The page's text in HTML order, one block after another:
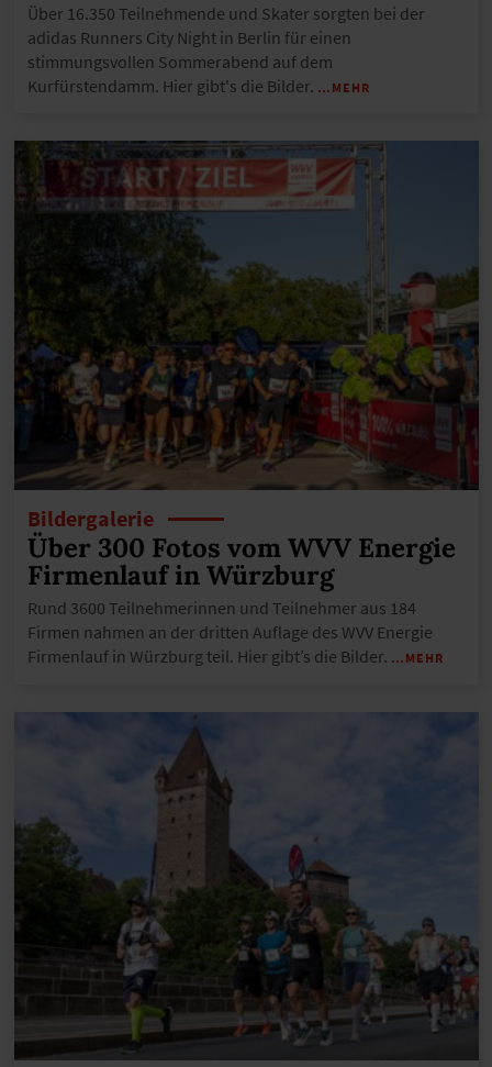
Über 16.350 Teilnehmende und Skater sorgten bei der
adidas Runners City Night in Berlin für einen
stimmungsvollen Sommerabend auf dem
Kurfürstendamm. Hier gibt's die Bilder. …MEHR
Bildergalerie
Über 300 Fotos vom WVV Energie
Firmenlauf in Würzburg
Rund 3600 Teilnehmerinnen und Teilnehmer aus 184
Firmen nahmen an der dritten Auflage des WVV Energie
Firmenlauf in Würzburg teil. Hier gibt’s die Bilder. …MEHR